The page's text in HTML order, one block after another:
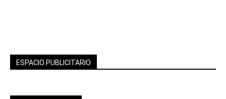
ESPACIO PUBLICITARIO